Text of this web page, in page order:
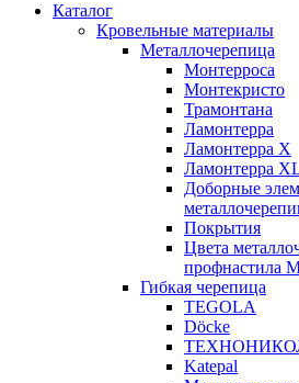
Каталог
Кровельные материалы
Металлочерепица
Монтерроса
Монтекристо
Трамонтана
Ламонтерра
Ламонтерра X
Ламонтерра
Доборные
Покрытия
Цвета
профнастила
Гибкая черепица
TEGOLA
Döcke
Katepal